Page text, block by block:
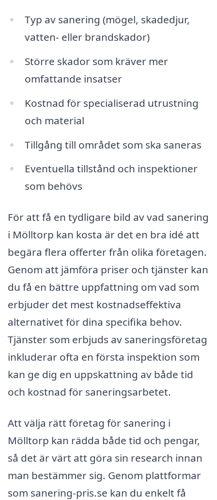
Typ av sanering (mögel, skadedjur,
vatten- eller brandskador)
Större skador som kräver mer
omfattande insatser
Kostnad för specialiserad utrustning
och material
Tillgång till området som ska saneras
Eventuella tillstånd och inspektioner
som behövs
För att få en tydligare bild av vad sanering
i Mölltorp kan kosta är det en bra idé att
begära flera offerter från olika företagen.
Genom att jämföra priser och tjänster kan
du få en bättre uppfattning om vad som
erbjuder det mest kostnadseffektiva
alternativet för dina specifika behov.
Tjänster som erbjuds av saneringsföretag
inkluderar ofta en första inspektion som
kan ge dig en uppskattning av både tid
och kostnad för saneringsarbetet.
Att välja rätt företag för sanering i
Mölltorp kan rädda både tid och pengar,
så det är värt att göra sin research innan
man bestämmer sig. Genom plattformar
som sanering-pris.se kan du enkelt få